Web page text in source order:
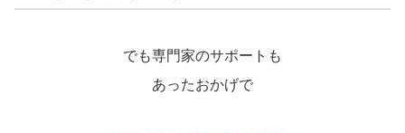
でも専門家のサポートも
あったおかげで